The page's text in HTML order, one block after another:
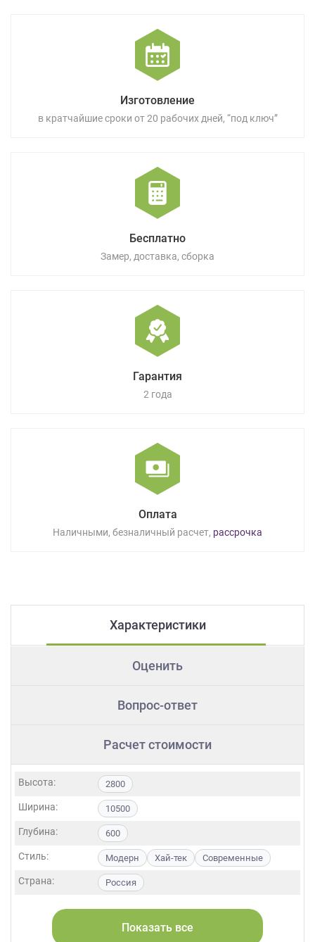
Изготовление
в кратчайшие сроки от 20 рабочих дней, “под ключ”
Бесплатно
Замер, доставка, сборка
Гарантия
2 года
Оплата
Наличными, безналичный расчет, рассрочка
Характеристики
Оценить
Вопрос-ответ
Расчет стоимости
Высота: 2800
Ширина: 10500
Глубина: 600
Стиль: Модерн Хай-тек Современные
Страна: Россия
ЛДСП МДФ Пластик Шпон
П-образная
Показать все